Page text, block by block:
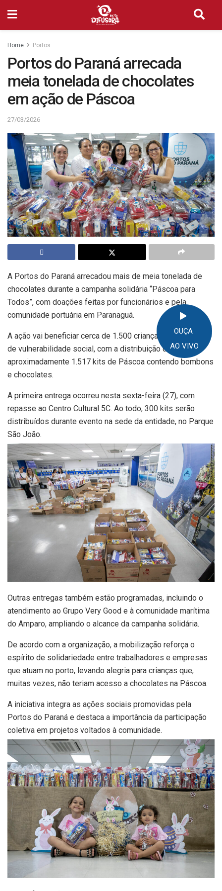
OUÇA
AO VIVO
Home Portos
Portos do Paraná arrecada
meia tonelada de chocolates
em ação de Páscoa
27/03/2026
A Portos do Paraná arrecadou mais de meia tonelada de
chocolates durante a campanha solidária “Páscoa para
Todos”, com doações feitas por funcionários e pela
comunidade portuária em Paranaguá.
A ação vai beneficiar cerca de 1.500 crianças em situação
de vulnerabilidade social, com a distribuição de
aproximadamente 1.517 kits de Páscoa contendo bombons
e chocolates.
A primeira entrega ocorreu nesta sexta-feira (27), com
repasse ao Centro Cultural 5C. Ao todo, 300 kits serão
distribuídos durante evento na sede da entidade, no Parque
São João.
Outras entregas também estão programadas, incluindo o
atendimento ao Grupo Very Good e à comunidade marítima
do Amparo, ampliando o alcance da campanha solidária.
De acordo com a organização, a mobilização reforça o
espírito de solidariedade entre trabalhadores e empresas
que atuam no porto, levando alegria para crianças que,
muitas vezes, não teriam acesso a chocolates na Páscoa.
A iniciativa integra as ações sociais promovidas pela
Portos do Paraná e destaca a importância da participação
coletiva em projetos voltados à comunidade.